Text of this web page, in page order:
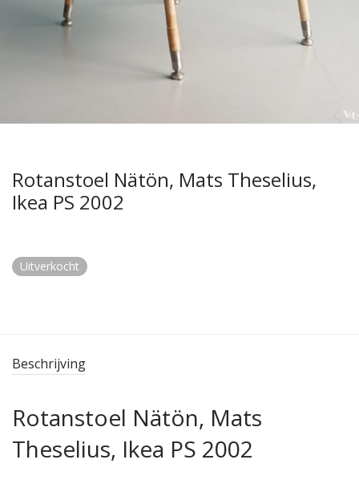
Rotanstoel Nätön, Mats Theselius,
Ikea PS 2002
Uitverkocht
Beschrijving
Rotanstoel Nätön, Mats
Theselius, Ikea PS 2002